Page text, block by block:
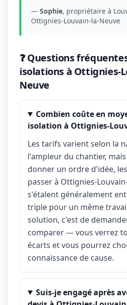
— Sophie, propriétaire à
Ottignies-Louvain-la-Neuve
❓ Questions
isolations à Ottignies-
Neuve
Combien coûte en
isolation à Ottignies-
Les tarifs varient selon la
l'ampleur du chantier,
donner un ordre d'idée,
passer à Ottignies-
s'étalent généralement
triple pour un même
solution, c'est de
comparer — vous verrez
écarts et vous pourrez
connaissance de cause.
Suis-je engagé après